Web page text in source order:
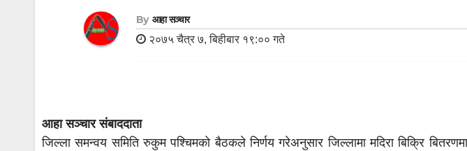
By आहा सञ्चार
२०७५ चैत्र ७, बिहीबार १९:०० गते
आहा सञ्चार संबाददाता
जिल्ला समन्वय समिति रुकुम पश्चिमको बैठकले निर्णय गरेअनुसार जिल्लामा मदिरा बिक्रि